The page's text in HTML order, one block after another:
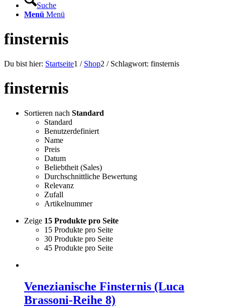
Suche
Menü Menü
finsternis
Du bist hier: Startseite1 / Shop2 / Schlagwort: finsternis
finsternis
Sortieren nach Standard
Standard
Benutzerdefiniert
Name
Preis
Datum
Beliebtheit (Sales)
Durchschnittliche Bewertung
Relevanz
Zufall
Artikelnummer
Zeige 15 Produkte pro Seite
15 Produkte pro Seite
30 Produkte pro Seite
45 Produkte pro Seite
Venezianische Finsternis (Luca
Brassoni-Reihe 8)